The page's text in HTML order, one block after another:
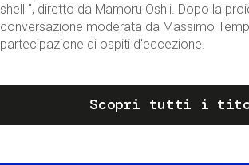
shell ", diretto da Mamoru Oshii. Dopo la
conversazione moderata da Massimo
partecipazione di ospiti d'eccezione.
Scopri tutti i